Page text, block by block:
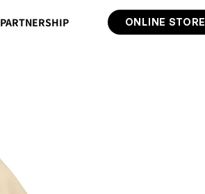
PARTNERSHIP ONLINE STORE